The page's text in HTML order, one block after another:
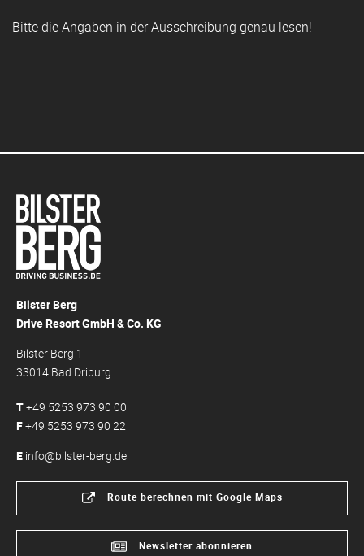
Bitte die Angaben in der Ausschreibung genau lesen!
Bilster Berg
Drive Resort GmbH & Co. KG
Bilster Berg 1
33014 Bad Driburg
T+49 5253 973 90 00
F+49 5253 973 90 22
E info@bilster-berg.de
Route berechnen mit Google Maps
Newsletter abonnieren